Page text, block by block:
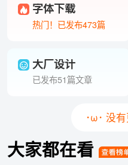
字体下载
热门！已发布473篇
大厂设计
已发布51篇文章
･ω･ 没
大家都在看